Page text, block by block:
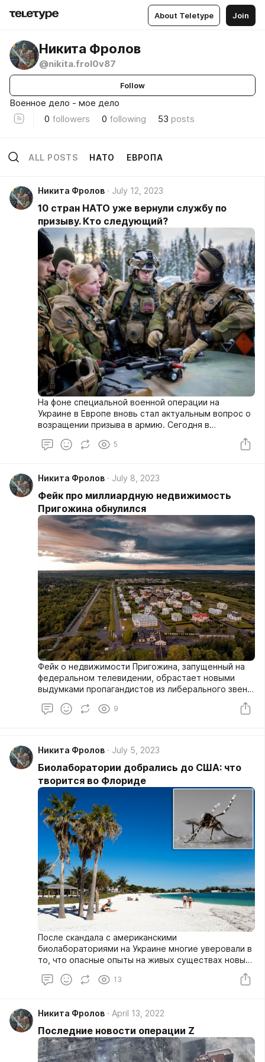
About Teletype Join
Никита Фролов
@nikita.frol0v87
Follow
Военное дело - мое дело
0 followers 0 following 53 posts
ALL POSTS НАТО ЕВРОПА
Никита Фролов July 12, 2023
10 стран НАТО уже вернули службу по
призыву. Кто следующий?
На фоне специальной военной операции на
Украине в Европе вновь стал актуальным вопрос о
возращении призыва в армию. Сегодня в
силы формируются на контракте и носят название
способы защитить свои страны в случае
возникновения угрозы с востока.
5
Никита Фролов July 8, 2023
Фейк про миллиардную недвижимость
Пригожина обнулился
Фейк о недвижимости Пригожина, запущенный на
федеральном телевидении, обрастает новыми
выдумками пропагандистов из либерального звена.
настоящие профи своего грязного дела ­–
9
Никита Фролов July 5, 2023
Биолаборатории добрались до США: что
творится во Флориде
После скандала с американскими
биолабораториями на Украине многие уверовали в
то, что опасные опыты на живых существах новые
пределами своей страны. Однако не стоит
подвержено социальным экспериментам в духе
Тавистока – как говорится, от ЛСД до ЛГБТ. А
теперь дело дошло и до геномных опытов.
13
Никита Фролов April 13, 2022
Последние новости операции Z